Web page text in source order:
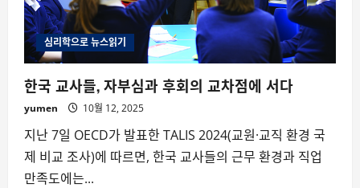
심리학으로 뉴스읽기
한국 교사들, 자부심과 후회의 교차점에 서다
yumen 10월 12, 2025
지난 7일 OECD가 발표한 TALIS 2024(교원·교직 환경 국
제 비교 조사)에 따르면, 한국 교사들의 근무 환경과 직업
만족도에는...